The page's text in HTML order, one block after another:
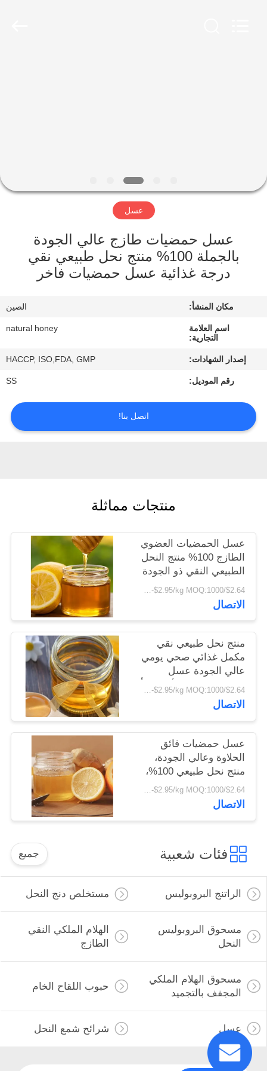
عنا
المعمل
مراقبة
اتصل
اطلب
اقتباس
PRIVACY
POLICY
عسل
عسل حمضيات طازج عالي الجودة
بالجملة 100% منتج نحل طبيعي نقي
درجة غذائية عسل حمضيات فاخر
مكان المنشأ: الصين
اسم العلامة
التجارية:
natural honey
إصدار الشهادات: HACCP, ISO,FDA, GMP
رقم الموديل: SS
اتصل بنا!
منتجات مماثلة
عسل الحمضيات العضوي
الطازج 100% منتج النحل
الطبيعي النقي ذو الجودة
العالية الصف الغذائي
عسل الحمضيات في
عبوات الطبول
$2.64/kg-$2.95/kg MOQ:1000 كجم
الاتصال
منتج نحل طبيعي نقي
مكمل غذائي صحي يومي
عالي الجودة عسل
حمضيات صالح للأكل معبأ
في برميل
$2.64/kg-$2.95/kg MOQ:1000 كجم
الاتصال
عسل حمضيات فائق
الحلاوة وعالي الجودة،
منتج نحل طبيعي 100%،
درجة غذائية، عسل
حمضيات طازج في
عبوات برميلية
$2.64/kg-$2.95/kg MOQ:1000 كجم
الاتصال
فئات شعبية جميع
الراتنج البروبوليس مستخلص دنج النحل
مسحوق البروبوليس
النحل
الهلام الملكي النقي
الطازج
مسحوق الهلام الملكي
المجفف بالتجميد
حبوب اللقاح الخام
عسل شرائح شمع النحل